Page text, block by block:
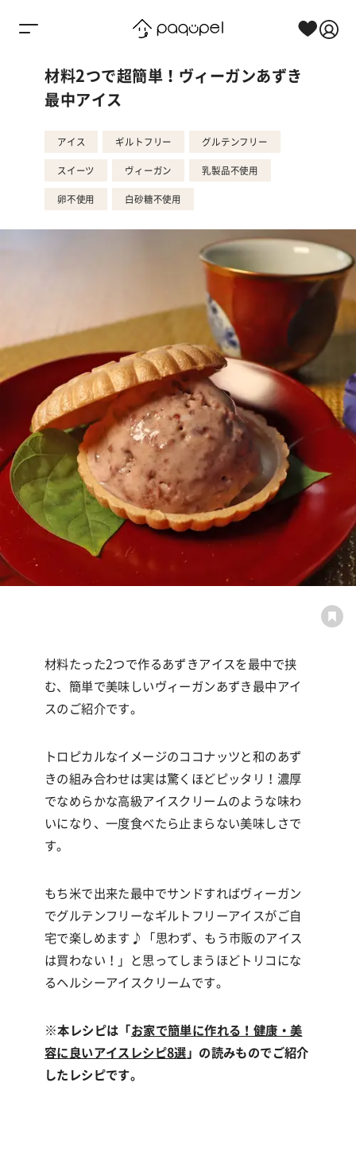
材料2つで超簡単！ヴィーガンあずき
最中アイス
アイス ギルトフリー グルテンフリー
スイーツ ヴィーガン 乳製品不使用
卵不使用 白砂糖不使用
材料たった2つで作るあずきアイスを最中で挟
む、簡単で美味しいヴィーガンあずき最中アイ
スのご紹介です。
トロピカルなイメージのココナッツと和のあず
きの組み合わせは実は驚くほどピッタリ！濃厚
でなめらかな高級アイスクリームのような味わ
いになり、一度食べたら止まらない美味しさで
す。
もち米で出来た最中でサンドすればヴィーガン
でグルテンフリーなギルトフリーアイスがご自
宅で楽しめます ♪
「思わず、もう市販のアイス
は買わない！」と思ってしまうほどトリコにな
るヘルシーアイスクリームです。
※本レシピは「お家で簡単に作れる！健康・美
容に良いアイスレシピ8選 」の読みものでご紹介
したレシピです。